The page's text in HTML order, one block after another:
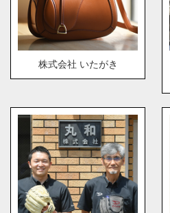
株式会社 いたがき